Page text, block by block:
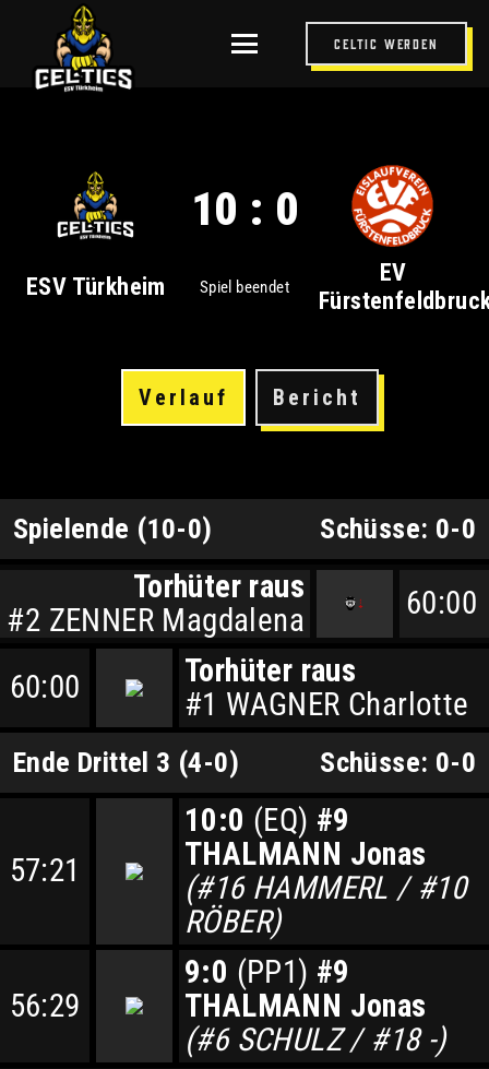
Celtic werden
10 : 0
ESV Türkheim Spiel beendet
EV
Verlauf Bericht
Spielende (10-0) Schüsse: 0-0
60:00
Torhüter raus
#2 ZENNER Magdalena
60:00
Torhüter raus
#1 WAGNER Charlotte
Ende Drittel 3 (4-0) Schüsse: 0-0
57:21
10:0 (EQ) #9
THALMANN Jonas
(#16 HAMMERL / #10
RÖBER)
56:29
9:0 (PP1) #9
THALMANN Jonas
(#6 SCHULZ / #18 -)